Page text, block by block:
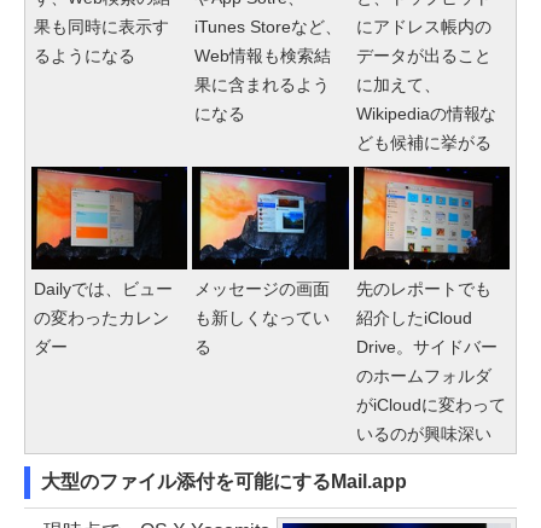
果も同時に表示す
るようになる
iTunes Storeなど、
Web情報も検索結
果に含まれるよう
になる
にアドレス帳内の
データが出ること
に加えて、
Wikipediaの情報な
ども候補に挙がる
Dailyでは、ビュー
の変わったカレン
ダー
メッセージの画面
も新しくなってい
る
先のレポートでも
紹介したiCloud
Drive。サイドバー
のホームフォルダ
がiCloudに変わって
いるのが興味深い
大型のファイル添付を可能にするMail.app